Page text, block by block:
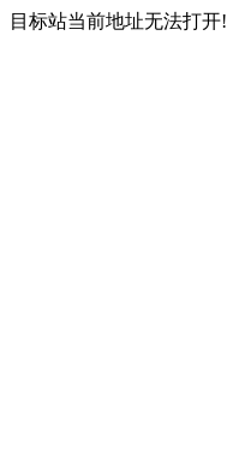
目标站当前地址无法打开!